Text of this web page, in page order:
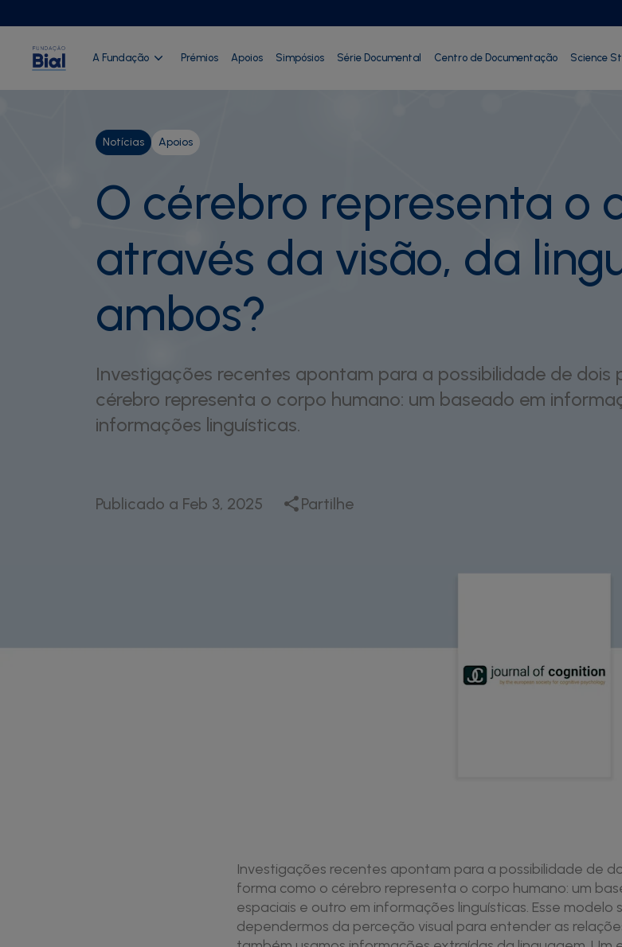
A Fundação Prémios Apoios Simpósios Série Documental Centro de Documentação Science
Notícias
Apoios
O cérebro representa o
através da visão, da
ambos?
Investigações recentes apontam para a possibilidade de
cérebro representa o corpo humano: um baseado em
informações linguísticas.
Publicado a Feb 3, 2025 Partilhe
Investigações recentes apontam para a possibilidade de
forma como o cérebro representa o corpo humano: um
espaciais e outro em informações linguísticas. Esse modelo
dependermos da perceção visual para entender as